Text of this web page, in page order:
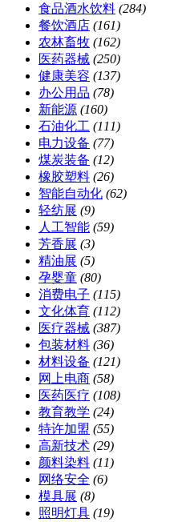
食品酒水饮料 (284)
餐饮酒店 (161)
农林畜牧 (162)
医药器械 (250)
健康美容 (137)
办公用品 (78)
新能源 (160)
石油化工 (111)
电力设备 (77)
煤炭装备 (12)
橡胶塑料 (26)
智能自动化 (62)
轻纺展 (9)
人工智能 (59)
芳香展 (3)
精油展 (5)
孕婴童 (80)
消费电子 (115)
文化体育 (112)
医疗器械 (387)
包装材料 (36)
材料设备 (121)
网上电商 (58)
医药医疗 (108)
教育教学 (24)
特许加盟 (55)
高新技术 (29)
颜料染料 (11)
网络安全 (6)
模具展 (8)
照明灯具 (19)